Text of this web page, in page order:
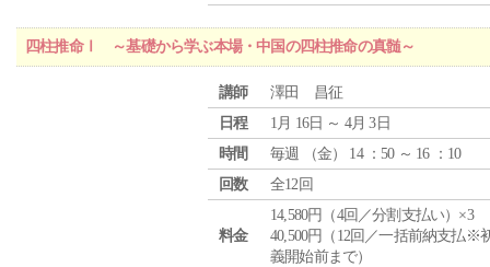
四柱推命Ⅰ ～基礎から学ぶ本場・中国の四柱推命の真髄～
講師
澤田 昌征
日程
1月 16日 ～ 4月 3日
時間
毎週 （金） 14 ：50 ～ 16 ：10
回数
全12回
料金
14,580円（4回／分割支払い）×3
40,500円（12回／一括前納支払※
義開始前まで）